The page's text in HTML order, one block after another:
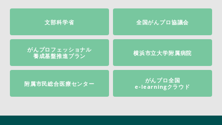
文部科学省 全国がんプロ協議会
がんプロフェッショナル
養成基盤推進プラン
横浜市立大学附属病院
附属市民総合医療センター
がんプロ全国
e-learningクラウド